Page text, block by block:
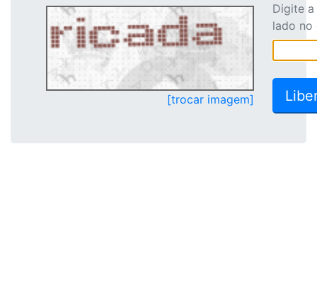
[trocar imagem]
Digite
lado no